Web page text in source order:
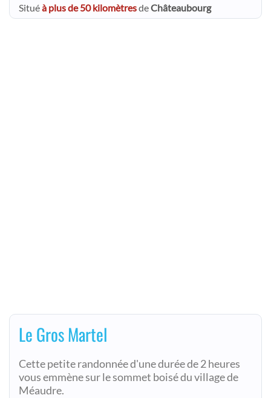
Situéà plus de 50 kilomètresdeChâteaubourg
Le Gros Martel
Cette petite randonnée d'une durée de 2 heures
vous emmène sur le sommet boisé du village de
Méaudre.